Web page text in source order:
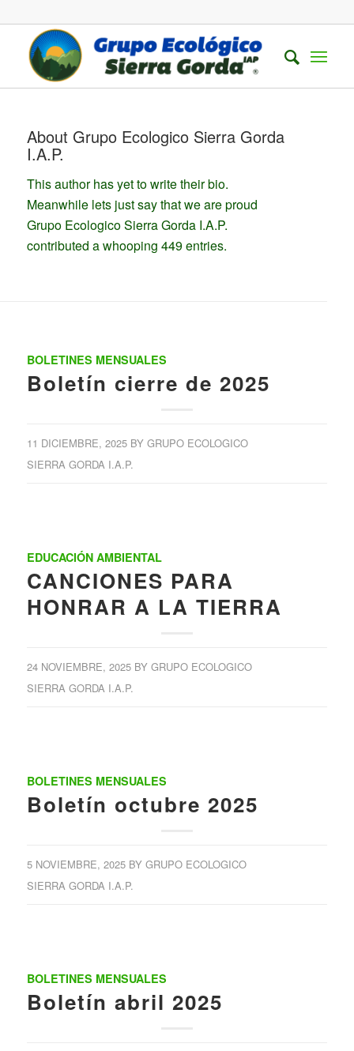
About Grupo Ecologico Sierra Gorda
I.A.P.
This author has yet to write their bio.
Meanwhile lets just say that we are proud
Grupo Ecologico Sierra Gorda I.A.P.
contributed a whooping 449 entries.
BOLETINES MENSUALES
Boletín cierre de 2025
11 DICIEMBRE, 2025 BY GRUPO ECOLOGICO
SIERRA GORDA I.A.P.
EDUCACIÓN AMBIENTAL
CANCIONES PARA
HONRAR A LA TIERRA
24 NOVIEMBRE, 2025 BY GRUPO ECOLOGICO
SIERRA GORDA I.A.P.
BOLETINES MENSUALES
Boletín octubre 2025
5 NOVIEMBRE, 2025 BY GRUPO ECOLOGICO
SIERRA GORDA I.A.P.
BOLETINES MENSUALES
Boletín abril 2025